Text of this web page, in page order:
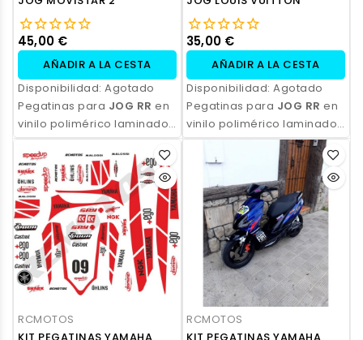
45,00 €
AÑADIR A LA CESTA
Disponibilidad: Agotado
Pegatinas para JOG RR en
vinilo polimérico laminado,
impresas con tinta
ecosolvente. Alta
resistencia, acabado
profesional y opción de
personalización.
35,00 €
AÑADIR A LA CESTA
Disponibilidad: Agotado
Pegatinas para JOG RR en
vinilo polimérico laminado,
impresas con tinta
ecosolvente. Alta
resistencia, acabado
profesional y opción de
personalización.
RCMOTOS
KIT PEGATINAS YAMAHA
RCMOTOS
KIT PEGATINAS YAMAHA